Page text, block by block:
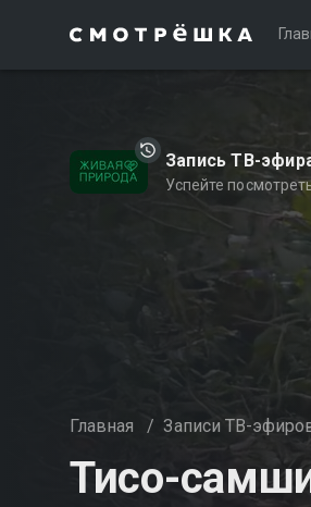
Запись ТВ-
Успейте
Главная / Записи ТВ-
Тисо-